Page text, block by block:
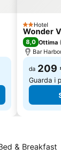
2 Stelle
Hotel
Wonder
8,0 Ottima (
Bar
da 209
Guarda i